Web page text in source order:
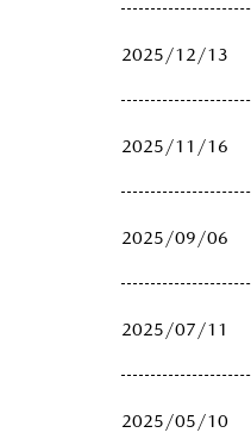
2025/12/13
2025/11/16
2025/09/06
2025/07/11
2025/05/10